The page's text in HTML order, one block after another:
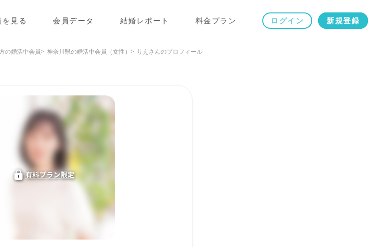
見る 会員データ 結婚レポート 料金プラン ログイン 新規登録
の婚活中会員 神奈川県の婚活中会員（女性） りえさんのプロフィール
有料プラン限定